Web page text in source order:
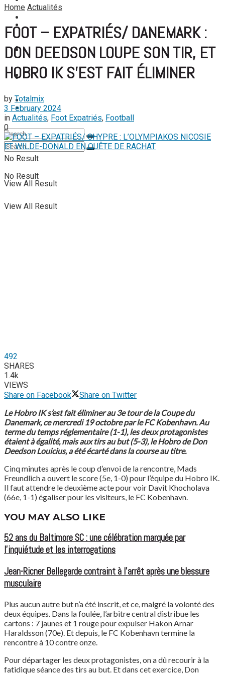
BASKETBALL
TENNIS
TENNIS DE TABLE
No Result
View All Result
FOOT EXPATRIÉS
BASKETBALL
TENNIS
TENNIS DE TABLE
No Result
View All Result
View All Result
Home Actualités
FOOT – EXPATRIÉS/ DANEMARK :
DON DEEDSON LOUPE SON TIR, ET
HOBRO IK S’EST FAIT ÉLIMINER
by Totalmix
3 February 2024
in Actualités, Foot Expatriés, Football
0
492
SHARES
1.4k
VIEWS
Share on Facebook
Share on Twitter
Le Hobro IK s’est fait éliminer au 3e tour de la Coupe du
Danemark, ce mercredi 19 octobre par le FC Kobenhavn. Au
terme du temps réglementaire (1-1), les deux protagonistes
étaient à égalité, mais aux tirs au but (5-3), le Hobro de Don
Deedson Louicius, a été écarté dans la course au titre.
Cinq minutes après le coup d’envoi de la rencontre, Mads
Freundlich a ouvert le score (5e, 1-0) pour l’équipe du Hobro IK.
Il faut attendre le deuxième acte pour voir Davit Khocholava
(66e, 1-1) égaliser pour les visiteurs, le FC Kobenhavn.
YOU MAY ALSO LIKE
52 ans du Baltimore SC : une célébration marquée par
l’inquiétude et les interrogations
Jean-Ricner Bellegarde contraint à l’arrêt après une blessure
musculaire
Plus aucun autre but n’a été inscrit, et ce, malgré la volonté des
deux équipes. Dans la foulée, l’arbitre central distribue les
cartons : 7 jaunes et 1 rouge pour expulser Hakon Arnar
Haraldsson (70e). Et depuis, le FC Kobenhavn termine la
rencontre à 10 contre onze.
Pour départager les deux protagonistes, on a dû recourir à la
fatidique séance des tirs au but. Et dans cet exercice, Don